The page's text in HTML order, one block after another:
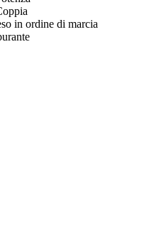
in ordine di marcia